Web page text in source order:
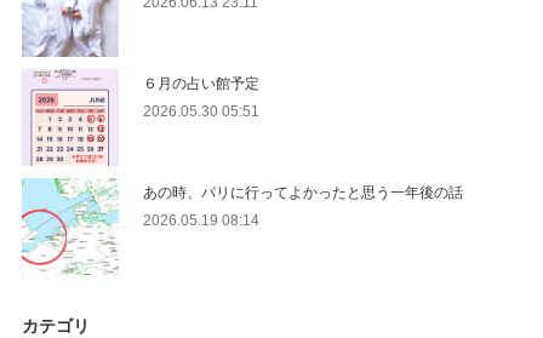
６月の占い館予定
2026.05.30 05:51
あの時、パリに行ってよかったと思う一年後の話
2026.05.19 08:14
カテゴリ